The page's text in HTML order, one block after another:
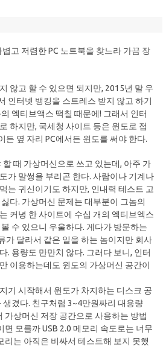
고 저렴한 PC 노트북을 찾느라 가끔 장
않고 할 수 있으면 되지만, 2015년 말 우
인터넷 뱅킹을 스트레스 받지 않고 하기
엑티브액스 떡칠 때문에! 그래서 인터
하지만, 국세청 사이트 등은 윈도로 접
든 옆 자리 PC에서든 윈도를 써야 한다.
때 가상머신으로 쓰고 있는데, 아주 가
가 말썽을 부리곤 한다. 사람이나 기계나
는 귀신이기도 하지만, 인내력 테스트 고
다. 가상머신 문제는 대부분이 그놈의
커녕 한 사이트에 수십 개의 엑티브엑스
수 있으니 우울하다. 게다가 방문하는
가 달라서 같은 일을 하는 놈이지만 회사
. 용량도 만만치 않다. 그러다 보니, 인터
이용하는데도 윈도의 가상머신 공간이
기 시작해서 윈도가 차지하는 디스크 공
생겼다. 친구처럼 3~4만원짜리 대용량
가상머신 저장 공간으로 사용하는 방법
면 모를까 USB 2.0 메모리 속도로는 너무
리는 아직은 비싸서 테스트해 보지 못했